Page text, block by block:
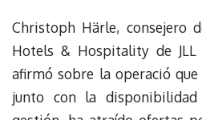
Christoph Härle, consejero
Hotels & Hospitality de
afirmó sobre la operació
junto con la